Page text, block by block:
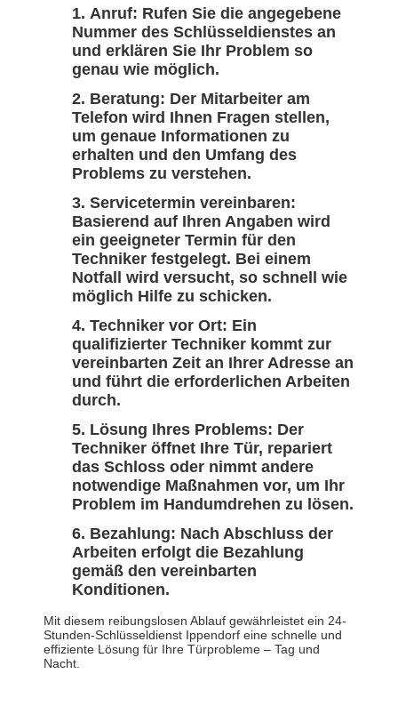
Anruf: Rufen Sie die angegebene
Nummer des Schlüsseldienstes an
und erklären Sie Ihr Problem so
genau wie möglich.
Beratung: Der Mitarbeiter am
Telefon wird Ihnen Fragen stellen,
um genaue Informationen zu
erhalten und den Umfang des
Problems zu verstehen.
Servicetermin vereinbaren:
Basierend auf Ihren Angaben wird
ein geeigneter Termin für den
Techniker festgelegt. Bei einem
Notfall wird versucht, so schnell wie
möglich Hilfe zu schicken.
Techniker vor Ort: Ein
qualifizierter Techniker kommt zur
vereinbarten Zeit an Ihrer Adresse an
und führt die erforderlichen Arbeiten
durch.
Lösung Ihres Problems: Der
Techniker öffnet Ihre Tür, repariert
das Schloss oder nimmt andere
notwendige Maßnahmen vor, um Ihr
Problem im Handumdrehen zu lösen.
Bezahlung: Nach Abschluss der
Arbeiten erfolgt die Bezahlung
gemäß den vereinbarten
Konditionen.
Mit diesem reibungslosen Ablauf gewährleistet ein 24-
Stunden-Schlüsseldienst Ippendorf eine schnelle und
effiziente Lösung für Ihre Türprobleme – Tag und
Nacht.